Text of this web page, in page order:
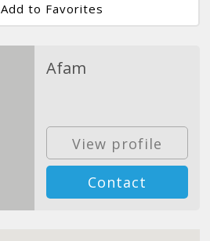
Add to Favorites
Afam
View profile
Contact